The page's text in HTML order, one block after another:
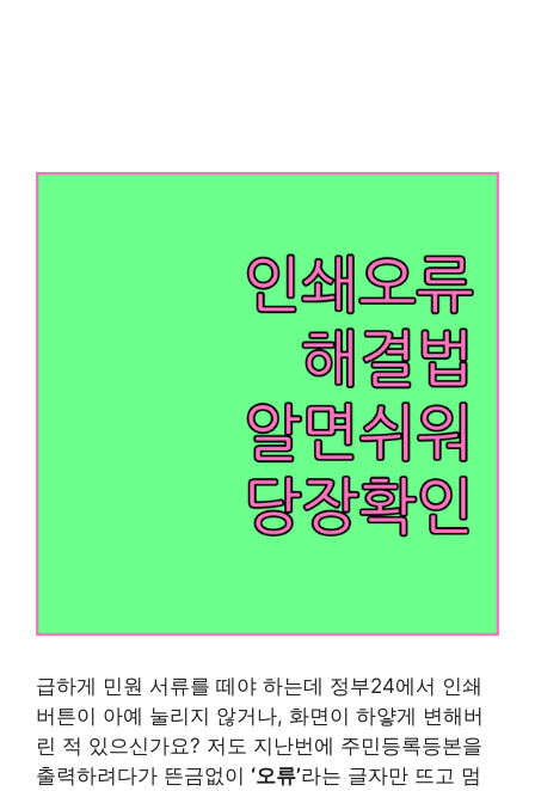
급하게 민원 서류를 떼야 하는데 정부24에서 인쇄
버튼이 아예 눌리지 않거나, 화면이 하얗게 변해버
린 적 있으신가요? 저도 지난번에 주민등록등본을
출력하려다가 뜬금없이 ‘오류’라는 글자만 뜨고 멈